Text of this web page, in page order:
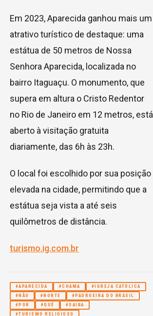
Em 2023, Aparecida ganhou mais um
atrativo turístico de destaque: uma
estátua de 50 metros de Nossa
Senhora Aparecida, localizada no
bairro Itaguaçu. O monumento, que
supera em altura o Cristo Redentor
no Rio de Janeiro em 12 metros, está
aberto à visitação gratuita
diariamente, das 6h às 23h.
O local foi escolhido por sua posição
elevada na cidade, permitindo que a
estátua seja vista a até seis
quilômetros de distância.
turismo.ig.com.br
#APARECIDA #CHAMA
#IGREJA CATÓLICA
#NÃO
#NORTE
#PADROEIRA DO BRASIL
#POR
#QUÊ
#SAIBA
#TURISMO RELIGIOSO